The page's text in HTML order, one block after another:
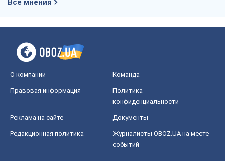
Все мнения
О компании Команда
Правовая информация
Политика
конфиденциальности
Реклама на сайте Документы
Редакционная политика
Журналисты OBOZ.UA на месте
событий